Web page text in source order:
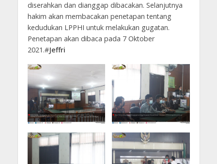
diserahkan dan dianggap dibacakan. Selanjutnya
hakim akan membacakan penetapan tentang
kedudukan LPPHI untuk melakukan gugatan.
Penetapan akan dibaca pada 7 Oktober
2021.#Jeffri